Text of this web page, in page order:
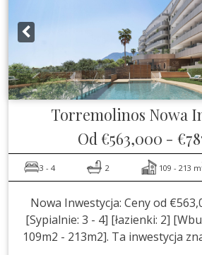
Torremolinos Nowa
Od €563,000 -
3 - 4 2 109 - 213 m
Nowa Inwestycja: Ceny od
[Sypialnie: 3 - 4] [łazienki: 2]
109m2 - 213m2]. Ta inwestycja